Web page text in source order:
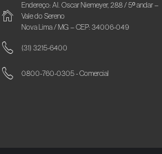
Endereço: Al. Oscar Niemeyer, 288 / 5º andar –
Vale do Sereno
Nova Lima / MG – CEP: 34006-049
(31) 3215-6400
0800-760-0305 - Comercial